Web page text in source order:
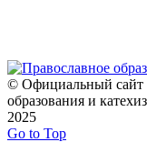
© Официальный сайт
образования и
2025
Go to Top